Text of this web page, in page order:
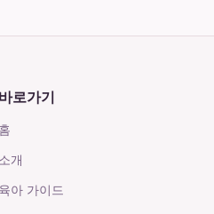
바로가기
홈
소개
육아 가이드